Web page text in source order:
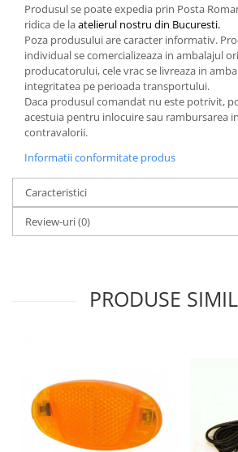
Produsul se poate expedia prin Posta
ridica de laatelierul nostru din Bucuresti.
Poza produsului are caracter informativ.
individual se comercializeaza in ambalajul
producatorului, cele vrac se livreaza in
integritatea pe perioada transportului.
Daca produsul comandat nu este potrivit,
acestuia pentru inlocuire sau rambursarea
contravalorii.
Informatii conformitate produs
Caracteristici
Review-uri(0)
PRODUSE